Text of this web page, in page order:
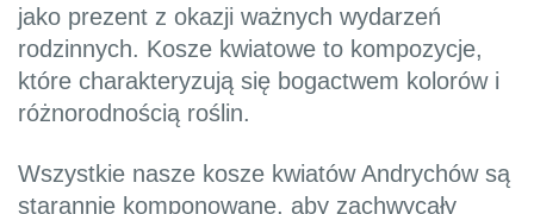
jako prezent z okazji ważnych wydarzeń
rodzinnych. Kosze kwiatowe to kompozycje,
które charakteryzują się bogactwem kolorów i
różnorodnością roślin.
Wszystkie nasze kosze kwiatów Andrychów są
starannie komponowane, aby zachwycały